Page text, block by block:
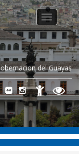
del Guayas
Toggle
navigation